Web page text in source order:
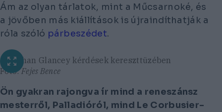
Ám az olyan tárlatok, mint a Műcsarnoké, és
a jövőben más kiállítások is újraindíthatják a
róla szóló párbeszédet.
Jonathan Glancey kérdések kereszttüzében
Fotó:Fejes Bence
Ön gyakran rajongva ír mind a reneszánsz
mesterről, Palladióról, mind Le Corbusier-